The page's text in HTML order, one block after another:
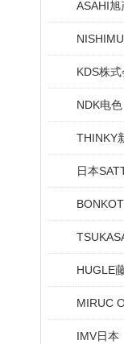
ASAHI旭
KDS株式
NDK电色
THINKY
日本
HUGLE
MIRUC
IMV日本